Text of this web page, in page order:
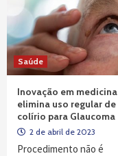
Saúde
Inovação em medicina
elimina uso regular de
colírio para Glaucoma
2 de abril de 2023
Procedimento não é